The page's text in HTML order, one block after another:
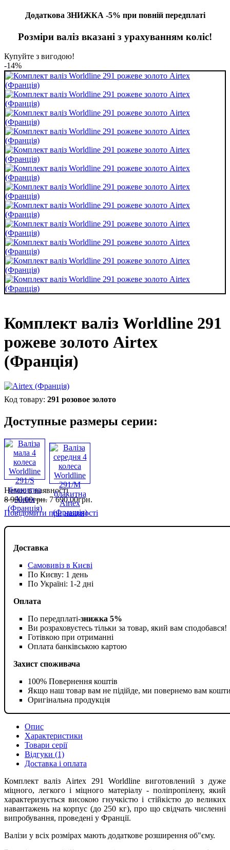
Додаткова ЗНИЖКА -5% при повній передплаті
Розміри валіз вказані з урахуванням коліс!
Купуйте з вигодою!
-14%
Комплект валіз Worldline 291
рожеве золото Airtex
(Франція)
Доставка
Самовивіз в Києві
По Києву: 1 день
По Україні: 1-2 дні
Оплата
По передплаті-знижка 5%
Ви розраховуєтесь тільки за товар, який вам сподобався!
Готівкою при отриманні
Оплата банківською картою
Захист споживача
100% Повернення коштів
Якщо наш товар вам не підійде, ми повернемо вам
Оригінальна продукція
291 розовое золото
Доступные размеры серии:
Немає в наявності
8 990,00грн. 7 690,00грн.
Повідомити при наявності
Опис
Характеристики
Товари серії
Відгуки (1)
Доставка і оплата
Комплект валіз Airtex 291 Worldline виготовлений з дуже
міцного, легкого і міцного матеріалу - поліпропілену, який
характеризується високою гнучкістю і стійкістю до великих
навантажень на корпус (до 250 кг), про що свідчать численні
випробування, проведені у Франції.
Валізи у всіх розмірах мають додаткове розширення об"єму.